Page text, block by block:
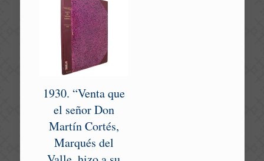
1930. “Venta que
el señor Don
Martín Cortés,
Marqués del